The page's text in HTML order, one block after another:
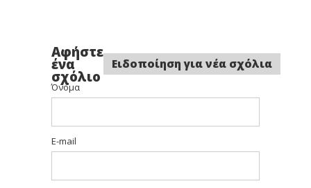
Αφήστε
ένα
σχόλιο
Ειδοποίηση για νέα σχόλια
Όνομα
E-mail